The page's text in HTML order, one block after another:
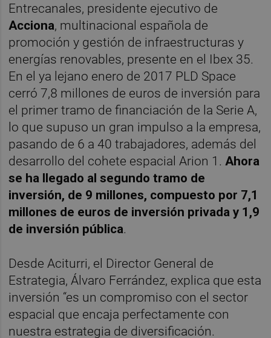
Entrecanales, presidente ejecutivo de
Acciona, multinacional española de
promoción y gestión de infraestructuras y
energías renovables, presente en el Ibex 35.
En el ya lejano enero de 2017 PLD Space
cerró 7,8 millones de euros de inversión para
el primer tramo de financiación de la Serie A,
lo que supuso un gran impulso a la empresa,
pasando de 6 a 40 trabajadores, además del
desarrollo del cohete espacial Arion 1. Ahora
se ha llegado al segundo tramo de
inversión, de 9 millones, compuesto por 7,1
millones de euros de inversión privada y 1,9
de inversión pública.
Desde Aciturri, el Director General de
Estrategia, Álvaro Ferrández, explica que esta
inversión “es un compromiso con el sector
espacial que encaja perfectamente con
nuestra estrategia de diversificación.